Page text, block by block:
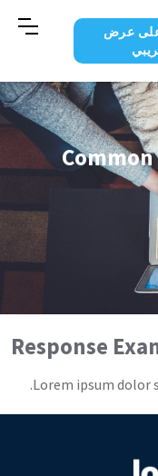
عرض
Response
Lorem ipsum dolor